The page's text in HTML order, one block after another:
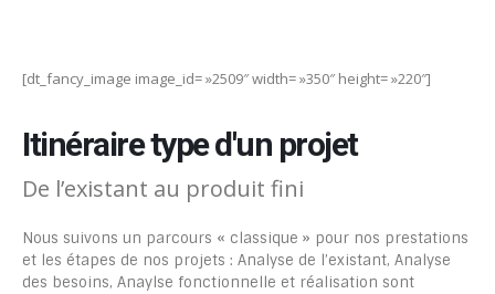
[dt_fancy_image image_id= »2509″ width= »350″ height= »220″]
Itinéraire type d'un projet
De l’existant au produit fini
Nous suivons un parcours « classique » pour nos prestations
et les étapes de nos projets : Analyse de l’existant, Analyse
des besoins, Anaylse fonctionnelle et réalisation sont